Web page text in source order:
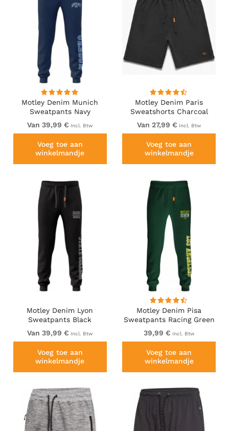
Motley Denim Munich
Sweatpants Navy
Van 39,99 € Incl. Btw
Voeg toe aan
winkelmandje
Motley Denim Paris
Sweatshorts Charcoal
Van 27,99 € Incl. Btw
Voeg toe aan
winkelmandje
Motley Denim Lyon
Sweatpants Black
Van 39,99 € Incl. Btw
Voeg toe aan
winkelmandje
Motley Denim Pisa
Sweatpants Racing Green
39,99 € Incl. Btw
Voeg toe aan
winkelmandje